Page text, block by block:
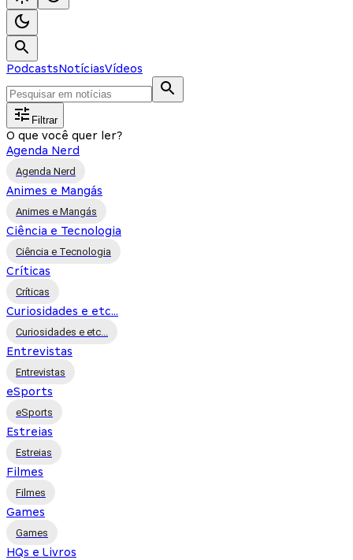
PodcastsNotíciasVídeos
Filtrar
O que você quer ler?
Agenda Nerd
Agenda Nerd
Animes e Mangás
Animes e Mangás
Ciência e Tecnologia
Ciência e Tecnologia
Críticas
Críticas
Curiosidades e etc...
Curiosidades e etc...
Entrevistas
Entrevistas
eSports
eSports
Estreias
Estreias
Filmes
Filmes
Games
Games
HQs e Livros